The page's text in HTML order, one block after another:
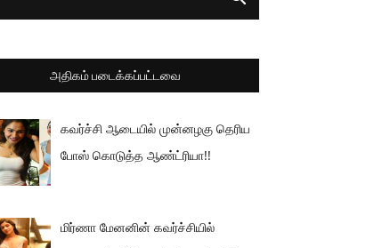
அதிகம் படைக்கப்பட்டவை
கவர்ச்சி ஆடையில் முன்னழகு தெரிய
போஸ் கொடுத்த ஆண்ட்ரியா!!
மிர்ணா மேனனின் கவர்ச்சியில்